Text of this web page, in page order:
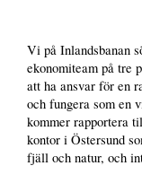
Vi på Inlandsbanan
ekonomiteam på tre
att ha ansvar för en
och fungera som en
kommer rapportera
kontor i Östersund
fjäll och natur, och